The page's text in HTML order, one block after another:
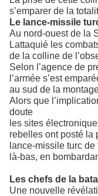
s’emparer de la
Le lance-missile
Au nord-ouest de la
Lattaquié les
de la colline de
Selon l’agence de
l’armée s’est
au sud de la
Alors que
doute
les sites
rebelles ont posté la
lance-missile turc
là-bas, en
Les chefs de la
Une nouvelle